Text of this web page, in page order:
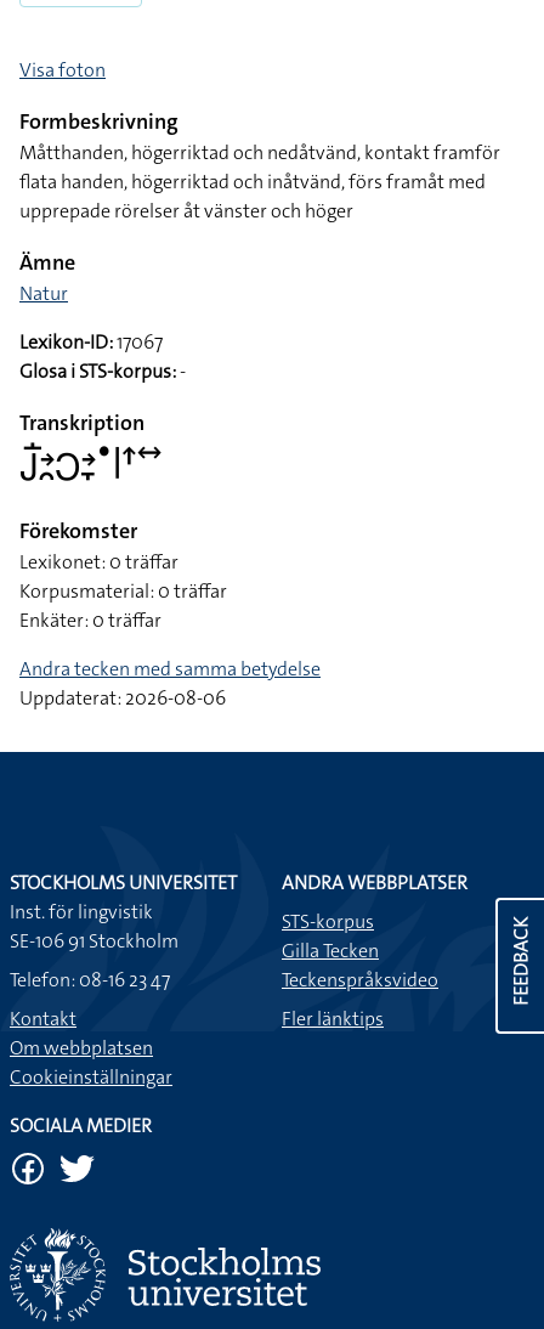
Visa foton
Formbeskrivning
Måtthanden, högerriktad och nedåtvänd, kontakt framför
flata handen, högerriktad och inåtvänd, förs framåt med
upprepade rörelser åt vänster och höger
Ämne
Natur
Lexikon-ID:17067
Glosa i STS-korpus:-
Transkription
􌤢􌥛􌥔􌥘􌥋􌥔􌥙􌤟􌥼􌦃􌥤
Förekomster
Lexikonet: 0 träffar
Korpusmaterial: 0 träffar
Enkäter: 0 träffar
Andra tecken med samma betydelse
Uppdaterat: 2026-08-06
FEEDBACK
STOCKHOLMS UNIVERSITET
Inst. för lingvistik
SE-106 91 Stockholm
Telefon: 08-16 23 47
Kontakt
Om webbplatsen
Cookieinställningar
ANDRA WEBBPLATSER
STS-korpus
Gilla Tecken
Teckenspråksvideo
Fler länktips
SOCIALA MEDIER